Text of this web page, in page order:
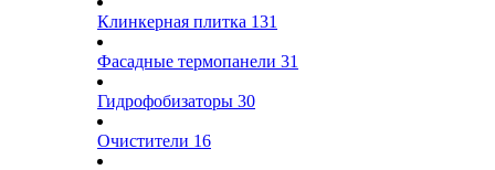
Клинкерная плитка 131
Фасадные термопанели 31
Гидрофобизаторы 30
Очистители 16